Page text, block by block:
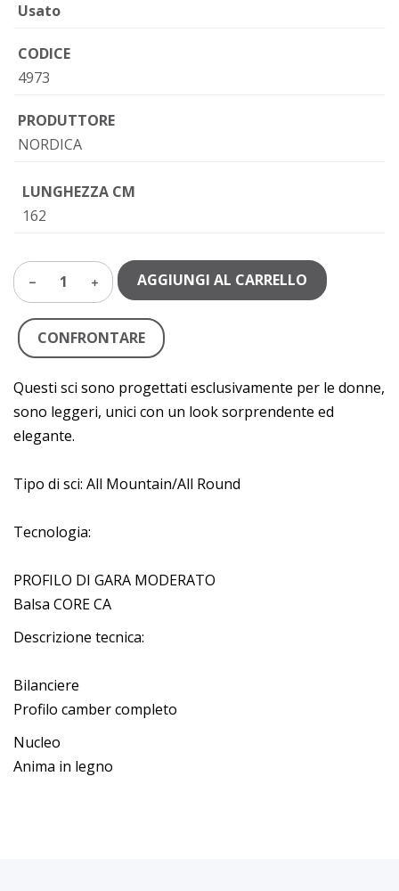
Usato
CODICE
4973
PRODUTTORE
NORDICA
LUNGHEZZA CM
162
1 AGGIUNGI AL CARRELLO
CONFRONTARE
Questi sci sono progettati esclusivamente per le donne,
sono leggeri, unici con un look sorprendente ed
elegante.
Tipo di sci: All Mountain/All Round
Tecnologia:
PROFILO DI GARA MODERATO
Balsa CORE CA
Descrizione tecnica:
Bilanciere
Profilo camber completo
Nucleo
Anima in legno